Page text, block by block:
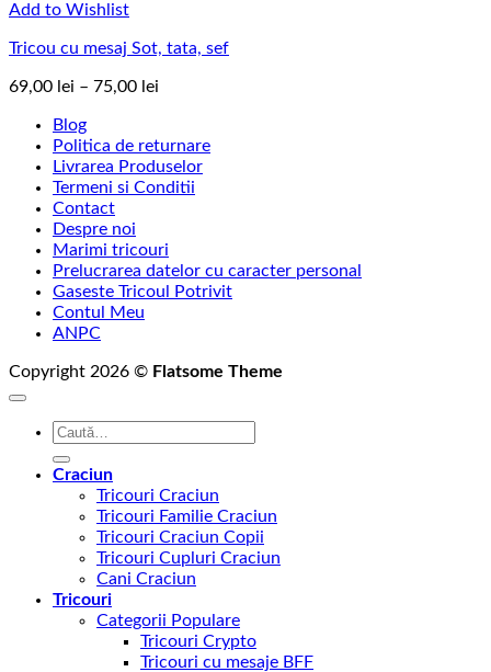
Add to Wishlist
Tricou cu mesaj Sot, tata, sef
69,00 lei – 75,00 lei
69,00 lei
până
la
Blog
Politica de returnare
Livrarea Produselor
Termeni si Conditii
Contact
Despre noi
Marimi tricouri
Prelucrarea datelor cu caracter personal
Gaseste Tricoul Potrivit
Contul Meu
ANPC
Copyright 2026 © Flatsome Theme
Caută
Craciun
Tricouri Craciun
Tricouri Familie Craciun
Tricouri Craciun Copii
Tricouri Cupluri Craciun
Cani Craciun
Tricouri
Categorii Populare
Tricouri Crypto
Tricouri cu mesaje BFF